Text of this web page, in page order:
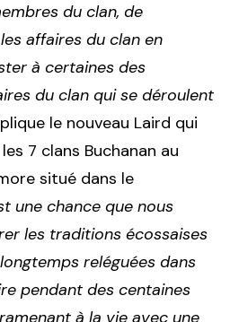
du clan, de
affaires du clan en
à certaines des
du clan qui se déroulent
le nouveau Laird qui
7 clans Buchanan au
situé dans le
une chance que nous
les traditions écossaises
reléguées dans
pendant des centaines
à la vie avec une